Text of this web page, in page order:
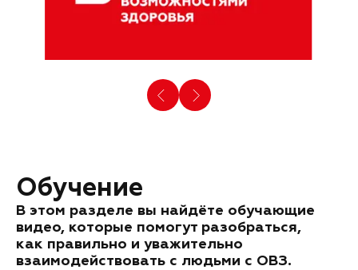
Обучение
В этом разделе вы найдёте обучающие
видео, которые помогут разобраться,
как правильно и уважительно
взаимодействовать с людьми с ОВЗ.